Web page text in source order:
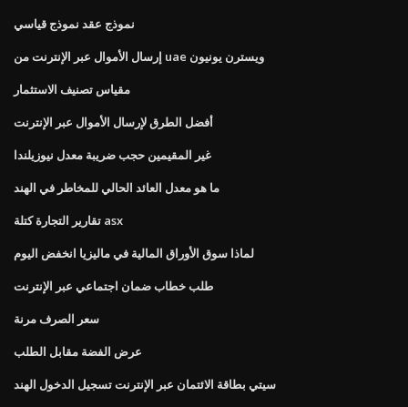
نموذج عقد نموذج قياسي
إرسال الأموال عبر الإنترنت من uae ويسترن يونيون
مقياس تصنيف الاستثمار
أفضل الطرق لإرسال الأموال عبر الإنترنت
غير المقيمين حجب ضريبة معدل نيوزيلندا
ما هو معدل العائد الحالي للمخاطر في الهند
تقارير التجارة كتلة asx
لماذا سوق الأوراق المالية في ماليزيا انخفض اليوم
طلب خطاب ضمان اجتماعي عبر الإنترنت
سعر الصرف مرنة
عرض الفضة مقابل الطلب
سيتي بطاقة الائتمان عبر الإنترنت تسجيل الدخول الهند